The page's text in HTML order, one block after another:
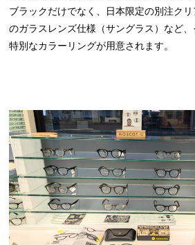
ブラックだけでなく、日本限定の別注ク
のガラスレンズ仕様（サングラス）など
特別なカラーリングが用意されます。